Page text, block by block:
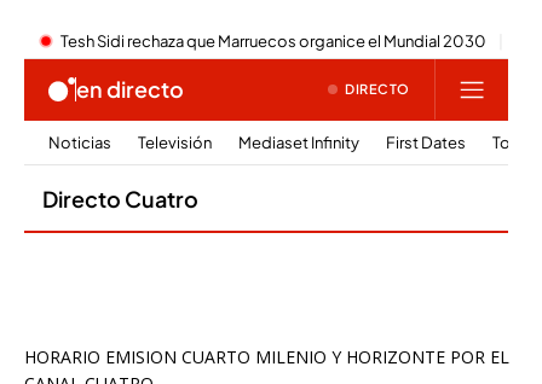
HORARIO EMISION CUARTO MILENIO Y HORIZONTE POR EL